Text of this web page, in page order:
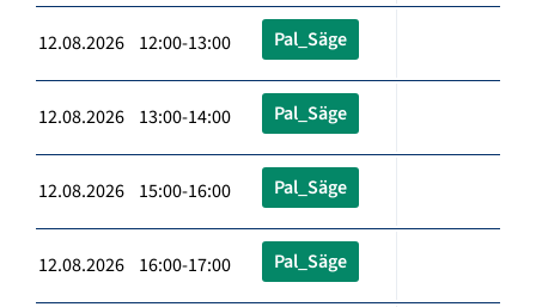
12.08.2026 12:00-13:00 Pal_Säge
12.08.2026 13:00-14:00 Pal_Säge
12.08.2026 15:00-16:00 Pal_Säge
12.08.2026 16:00-17:00 Pal_Säge